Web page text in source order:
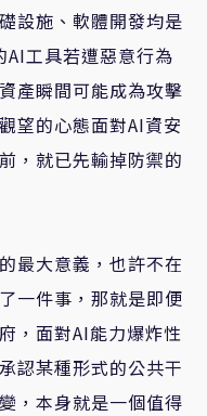
設施、軟體開發均是
AI工具若遭惡意行為
產瞬間可能成為攻擊
望的心態面對AI資安
，就已先輸掉防禦的
最大意義，也許不在
一件事，那就是即便
，面對AI能力爆炸性
認某種形式的公共干
，本身就是一個值得